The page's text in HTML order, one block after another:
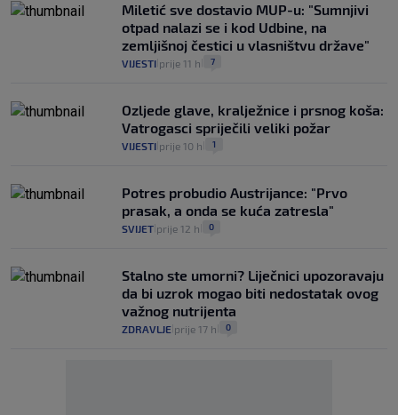
Miletić sve dostavio MUP-u: "Sumnjivi
otpad nalazi se i kod Udbine, na
zemljišnoj čestici u vlasništvu države"
VIJESTI prije 11 h 7
Ozljede glave, kralježnice i prsnog koša:
Vatrogasci spriječili veliki požar
VIJESTI prije 10 h 1
Potres probudio Austrijance: "Prvo
prasak, a onda se kuća zatresla"
SVIJET prije 12 h 0
Stalno ste umorni? Liječnici upozoravaju
da bi uzrok mogao biti nedostatak ovog
važnog nutrijenta
ZDRAVLJE prije 17 h 0